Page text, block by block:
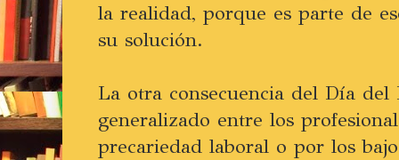
la realidad, porque es parte de
su solución.
La otra consecuencia del Día del
generalizado entre los
precariedad laboral o por los